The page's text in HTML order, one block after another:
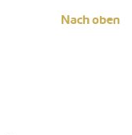
Nach oben